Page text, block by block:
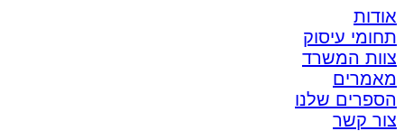
אודות
תחומי עיסוק
צוות המשרד
מאמרים
הספרים שלנו
צור קשר